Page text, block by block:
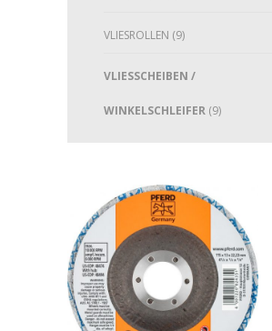
VLIESROLLEN (9)
VLIESSCHEIBEN /
WINKELSCHLEIFER (9)